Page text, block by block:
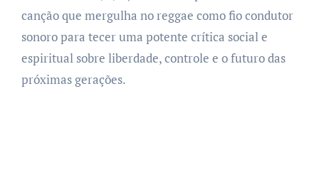
canção que mergulha no reggae como fio condutor
sonoro para tecer uma potente crítica social e
espiritual sobre liberdade, controle e o futuro das
próximas gerações.